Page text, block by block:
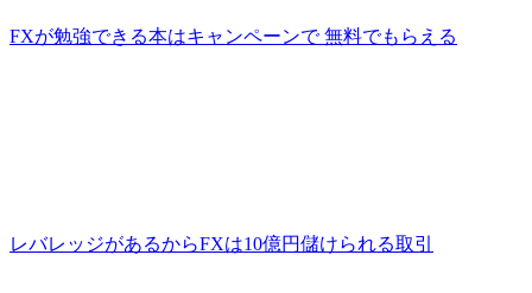
FXが勉強できる本はキャンペーンで 無料でもらえる
レバレッジがあるからFXは10億円儲けられる取引